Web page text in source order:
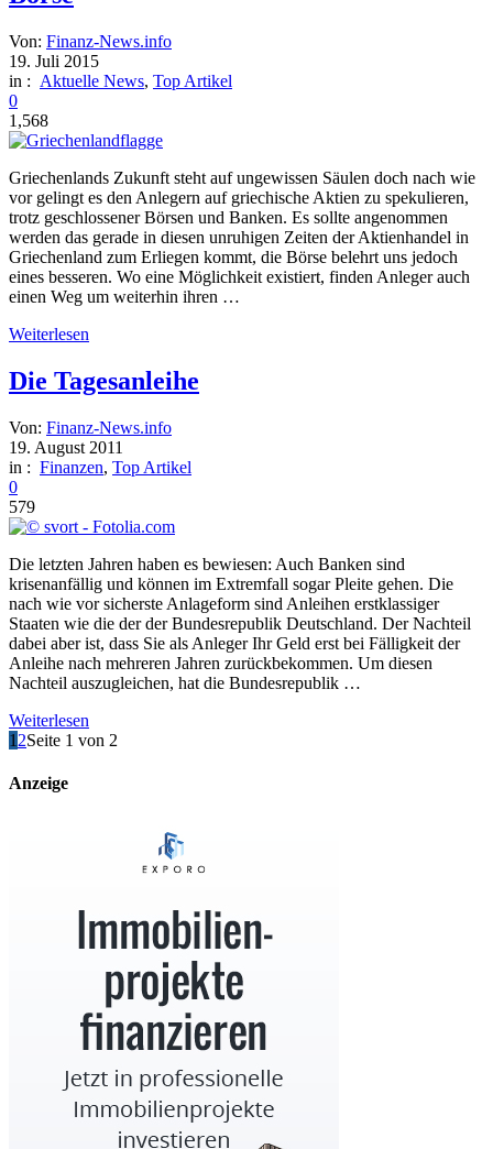
Von: Finanz-News.info
19. Juli 2015
in : Aktuelle News, Top Artikel
0
1,568
Griechenlands Zukunft steht auf ungewissen Säulen doch nach wie
vor gelingt es den Anlegern auf griechische Aktien zu spekulieren,
trotz geschlossener Börsen und Banken. Es sollte angenommen
werden das gerade in diesen unruhigen Zeiten der Aktienhandel in
Griechenland zum Erliegen kommt, die Börse belehrt uns jedoch
eines besseren. Wo eine Möglichkeit existiert, finden Anleger auch
einen Weg um weiterhin ihren …
Weiterlesen
Die Tagesanleihe
Von: Finanz-News.info
19. August 2011
in : Finanzen, Top Artikel
0
579
Die letzten Jahren haben es bewiesen: Auch Banken sind
krisenanfällig und können im Extremfall sogar Pleite gehen. Die
nach wie vor sicherste Anlageform sind Anleihen erstklassiger
Staaten wie die der der Bundesrepublik Deutschland. Der Nachteil
dabei aber ist, dass Sie als Anleger Ihr Geld erst bei Fälligkeit der
Anleihe nach mehreren Jahren zurückbekommen. Um diesen
Nachteil auszugleichen, hat die Bundesrepublik …
Weiterlesen
1 2Seite 1 von 2
Anzeige